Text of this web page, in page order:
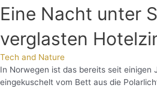
Eine Nacht unter
verglasten
Tech and Nature
In Norwegen ist das bereits seit einigen
eingekuschelt vom Bett aus die